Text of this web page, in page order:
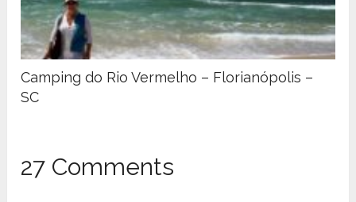
Camping do Rio Vermelho – Florianópolis –
SC
27 Comments